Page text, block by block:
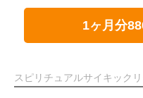
1ヶ月分
スピリチュアルサイキック